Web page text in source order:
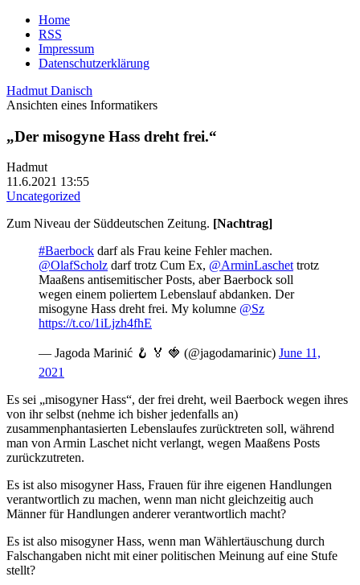
Home
RSS
Impressum
Datenschutzerklärung
Hadmut Danisch
Ansichten eines Informatikers
„Der misogyne Hass dreht frei.“
Hadmut
11.6.2021 13:55
Uncategorized
Zum Niveau der Süddeutschen Zeitung. [Nachtrag]
#Baerbock ⁩ darf als Frau keine Fehler machen.
@OlafScholz ⁩ darf trotz Cum Ex, ⁦⁦ @ArminLaschet⁩ trotz
Maaßens antisemitischer Posts, aber Baerbock soll
wegen einem poliertem Lebenslauf abdanken. Der
misogyne Hass dreht frei. My kolumne @Sz
https://t.co/1iLjzh4fhE
— Jagoda Marinić 🪝 🏅 🍓 (@jagodamarinic) June 11,
2021
Es sei „misogyner Hass“, der frei dreht, weil Baerbock wegen ihres
von ihr selbst (nehme ich bisher jedenfalls an)
zusammenphantasierten Lebenslaufes zurücktreten soll, während
man von Armin Laschet nicht verlangt, wegen Maaßens Posts
zurückzutreten.
Es ist also misogyner Hass, Frauen für ihre eigenen Handlungen
verantwortlich zu machen, wenn man nicht gleichzeitig auch
Männer für Handlungen anderer verantwortlich macht?
Es ist also misogyner Hass, wenn man Wählertäuschung durch
Falschangaben nicht mit einer politischen Meinung auf eine Stufe
stellt?